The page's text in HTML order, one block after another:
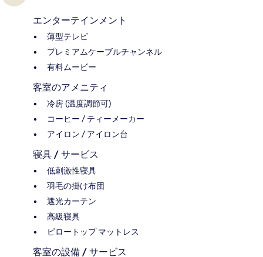
エンターテインメント
薄型テレビ
プレミアムケーブルチャンネル
有料ムービー
客室のアメニティ
冷房 (温度調節可)
コーヒー / ティーメーカー
アイロン / アイロン台
寝具 / サービス
低刺激性寝具
羽毛の掛け布団
遮光カーテン
高級寝具
ピロートップ マットレス
客室の設備 / サービス